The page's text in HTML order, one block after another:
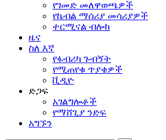
የገመድ መለዋወጫዎች
የኬብል ማሰሪያ መሳሪያዎች
ተርሚናል ብሎክ
ዜና
ስለ እኛ
የፋብሪካ ጉብኝት
የሚጠየቁ ጥያቄዎች
ቪዲዮ
ድጋፍ
አገልግሎቶች
የማሸጊያ ንድፍ
አግኙን